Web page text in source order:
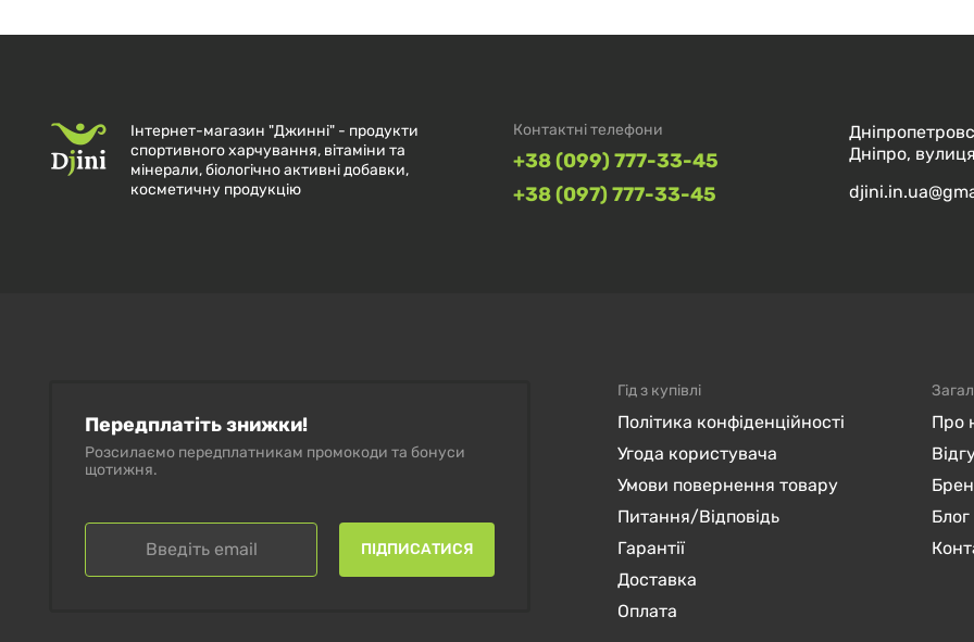
Інтернет-магазин "Джинні" - продукти
спортивного харчування, вітаміни та
мінерали, біологічно активні добавки,
косметичну продукцію
Контактні телефони
+38 (099) 777-33-45
+38 (097) 777-33-45
Дніпро,
Передплатіть знижки!
Розсилаємо передплатникам промокоди та бонуси
щотижня.
ПІДПИСАТИСЯ
Гід з купівлі
Політика конфіденційності
Угода користувача
Умови повернення товару
Питання/Відповідь
Гарантії
Доставка
Оплата
Про
Блог